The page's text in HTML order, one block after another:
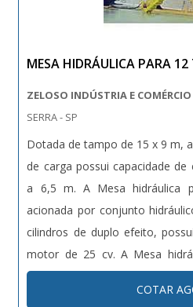
MESA HIDRÁULICA PARA 12
ZELOSO INDÚSTRIA E
SERRA - SP
Dotada de tampo de 15 x 9 m,
de carga possui capacidade
a 6,5 m. A Mesa hidráulica
acionada por conjunto
cilindros de duplo efeito,
motor de 25 cv. A Mesa
dispõe também de guardas
articulada que acompanha a
COTAR